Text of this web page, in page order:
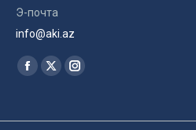
Э-почта
info@aki.az
Найдите нас:
Facebook
X
Instagram